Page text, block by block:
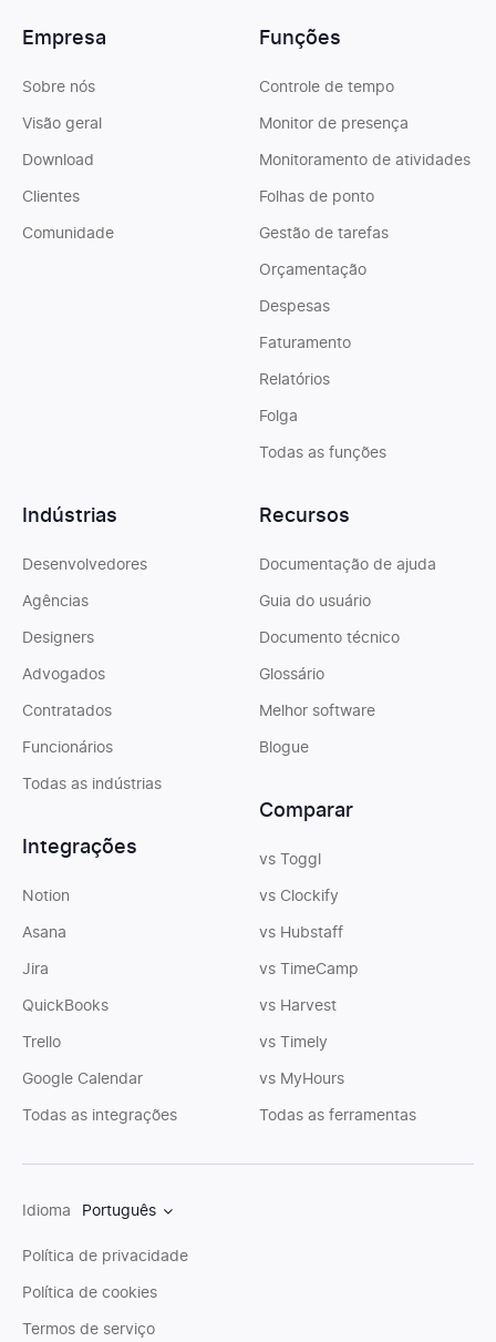
Funções
Controle de tempo
Monitor de presença
Monitoramento de atividades
Folhas de ponto
Gestão de tarefas
Orçamentação
Despesas
Faturamento
Relatórios
Folga
Todas as funções
Indústrias
Desenvolvedores
Agências
Designers
Advogados
Contratados
Funcionários
Todas as indústrias
Integrações
Notion
Asana
Jira
QuickBooks
Trello
Google Calendar
Todas as integrações
Recursos
Documentação de ajuda
Guia do usuário
Documento técnico
Glossário
Melhor software
Blogue
Comparar
vs Toggl
vs Clockify
vs Hubstaff
vs TimeCamp
vs Harvest
vs Timely
vs MyHours
Todas as ferramentas
Empresa
Sobre nós
Visão geral
Download
Clientes
Comunidade
Idioma Português
Política de privacidade
Política de cookies
Termos de serviço